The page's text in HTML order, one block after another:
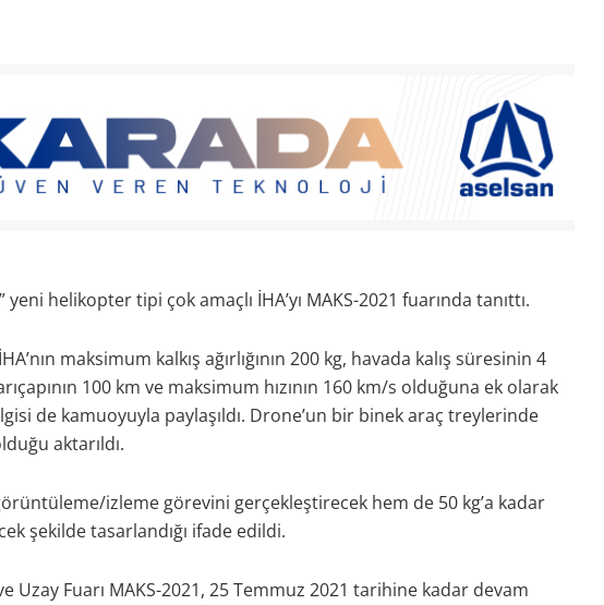
helikopter tipi çok amaçlı İHA’yı MAKS-2021 fuarında tanıttı.
maksimum kalkış ağırlığının 200 kg, havada kalış süresinin 4
100 km ve maksimum hızının 160 km/s olduğuna ek olarak
de kamuoyuyla paylaşıldı. Drone’un bir binek araç treylerinde
aktarıldı.
izleme görevini gerçekleştirecek hem de 50 kg’a kadar
şekilde tasarlandığı ifade edildi.
Uzay Fuarı MAKS-2021, 25 Temmuz 2021 tarihine kadar devam